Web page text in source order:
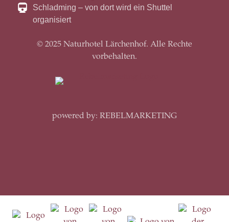
Schladming – von dort wird ein Shuttel
organisiert
© 2025 Naturhotel Lärchenhof. Alle Rechte
vorbehalten.
powered by: REBELMARKETING